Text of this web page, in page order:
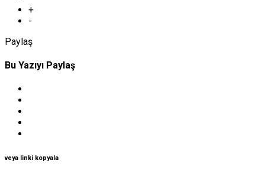
+
-
Paylaş
Bu Yazıyı Paylaş
veya linki kopyala